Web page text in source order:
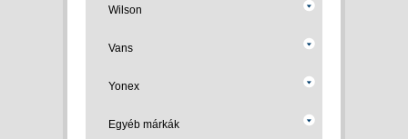
Wilson
Vans
Yonex
Egyéb márkák